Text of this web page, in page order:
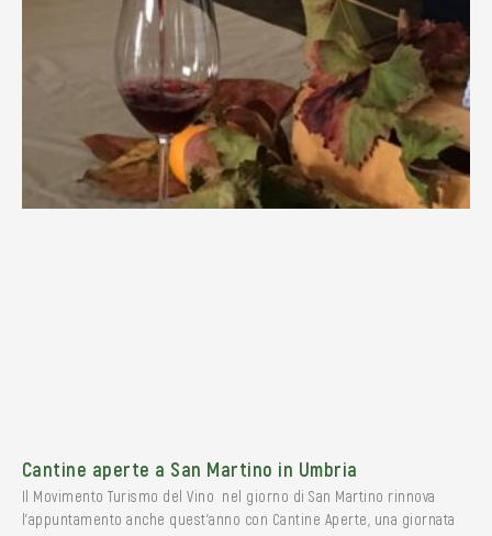
Cantine aperte a San Martino in Umbria
Il Movimento Turismo del Vino nel giorno di San Martino rinnova
l’appuntamento anche quest’anno con Cantine Aperte, una giornata